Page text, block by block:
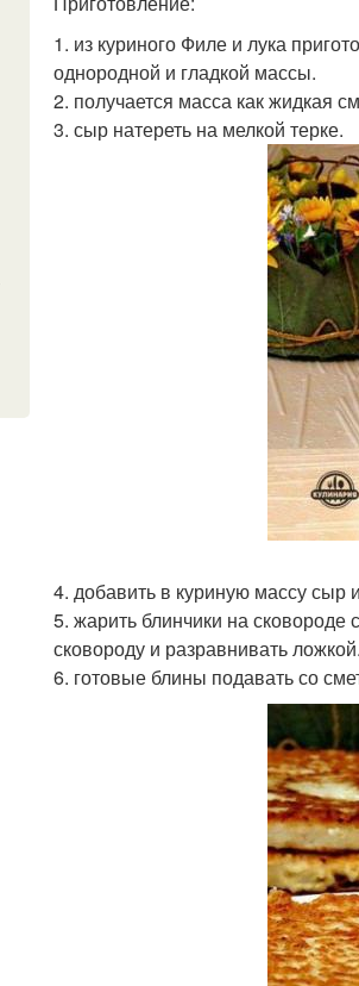
1. из куриного Филе и лука
однородной и гладкой массы.
2. получается масса как жидкая
3. сыр натереть на мелкой терке.
4. добавить в куриную массу
5. жарить блинчики на
сковороду и разравнивать ложкой.
6. готовые блины подавать со